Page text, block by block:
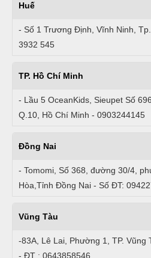
Huế
- Số 1 Trương Định, Vĩnh Ninh,
3932 545
TP. Hồ Chí Minh
- Lầu 5 OceanKids, Sieupet Số
Q.10, Hồ Chí Minh - 0903244145
Đồng Nai
- Tomomi, Số 368, đường 30/4,
Hòa,Tỉnh Đồng Nai - Số ĐT:
Vũng Tàu
-83A, Lê Lai, Phường 1, TP. Vũng
- ĐT : 0643858546